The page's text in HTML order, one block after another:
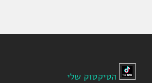
הטיקטוק שלי